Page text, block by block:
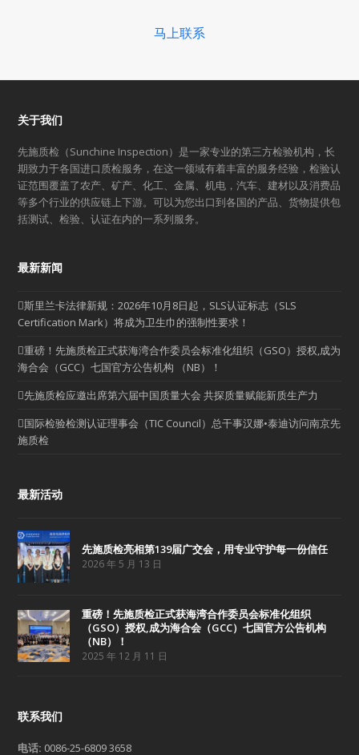
马上联系
关于我们
先施质检（Sunchine Inspection）是一家专业的第三方检验机构，长
期致力于各国进口质检服务，在这一领域有着丰富的服务经验，检验认
证范围覆盖了农产、矿产、化工、金属、机电，汽车、建材以及消费品
等多个行业的供应链上下游。可以为您出口到各国的产品、货物提供包
括测试、检验、认证在内的一系列服务。
最新新闻
斯里兰卡法律新规：2026年10月8日起，SLS认证标志（SLS
Certification Mark）将成为卫生巾的强制性要求！
重磅！先施质检正式获海湾合作委员会标准化组织（GSO）授权,成为
海合会（GCC）七国官方公告机构 （NB）！
先施质检应邀出席第六届中国质量大会 共探质量赋能新质生产力
国际检验检测认证理事会（TIC Council）总干事汉娜•泰迪访问南京先
施质检
最新活动
先施质检亮相第139届广交会，用专业守护每一份信任
2026 年 5 月 13 日
重磅！先施质检正式获海湾合作委员会标准化组织
（GSO）授权,成为海合会（GCC）七国官方公告机构
（NB）！
2025 年 12 月 11 日
联系我们
电话: 0086-25-6809 3658